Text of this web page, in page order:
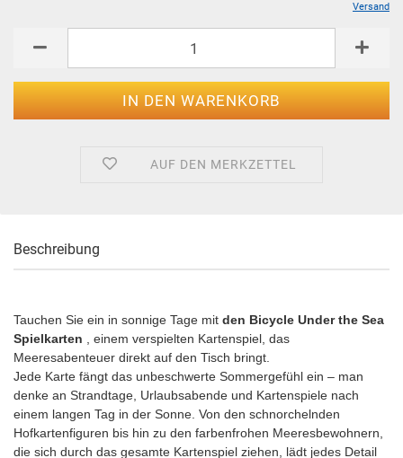
Versand
AUF DEN MERKZETTEL
Beschreibung
Tauchen Sie ein in sonnige Tage mit den Bicycle Under the Sea
Spielkarten , einem verspielten Kartenspiel, das
Meeresabenteuer direkt auf den Tisch bringt.
Jede Karte fängt das unbeschwerte Sommergefühl ein – man
denke an Strandtage, Urlaubsabende und Kartenspiele nach
einem langen Tag in der Sonne. Von den schnorchelnden
Hofkartenfiguren bis hin zu den farbenfrohen Meeresbewohnern,
die sich durch das gesamte Kartenspiel ziehen, lädt jedes Detail